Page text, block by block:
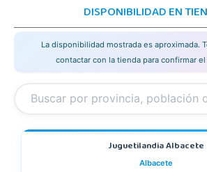
DISPONIBILIDAD EN
La disponibilidad mostrada es aproximada.
contactar con la tienda para confirmar
Juguetilandia Albacete
Albacete